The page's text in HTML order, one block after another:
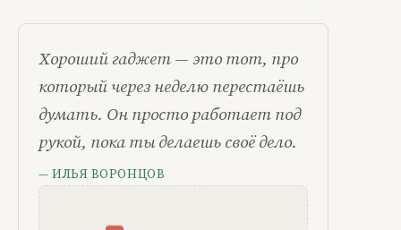
Хороший гаджет — это тот, про
который через неделю перестаёшь
думать. Он просто работает под
рукой, пока ты делаешь своё дело.
— ИЛЬЯ ВОРОНЦОВ